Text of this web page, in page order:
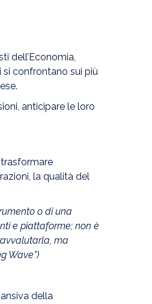
dell’Economia,
si confrontano sui più
anticipare le loro
trasformare
la qualità del
o di una
e piattaforme; non è
ma
Wave”)
della